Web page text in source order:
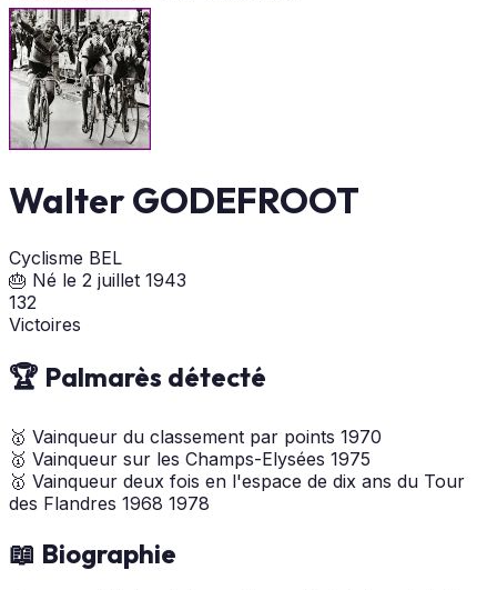
Walter GODEFROOT
Cyclisme BEL
🎂 Né le 2 juillet 1943
132
Victoires
🏆 Palmarès détecté
🥇 Vainqueur du classement par points 1970
🥇 Vainqueur sur les Champs-Elysées 1975
🥇 Vainqueur deux fois en l'espace de dix ans du Tour
des Flandres 1968 1978
📖 Biographie